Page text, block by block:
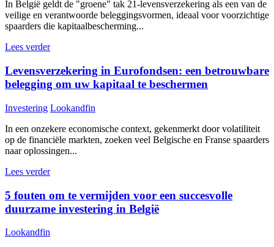
In België geldt de "groene" tak 21-levensverzekering als een van de
veilige en verantwoorde beleggingsvormen, ideaal voor voorzichtige
spaarders die kapitaalbescherming...
Lees verder
Levensverzekering in Eurofondsen: een betrouwbare
belegging om uw kapitaal te beschermen
Investering Lookandfin
In een onzekere economische context, gekenmerkt door volatiliteit
op de financiële markten, zoeken veel Belgische en Franse spaarders
naar oplossingen...
Lees verder
5 fouten om te vermijden voor een succesvolle
duurzame investering in België
Lookandfin